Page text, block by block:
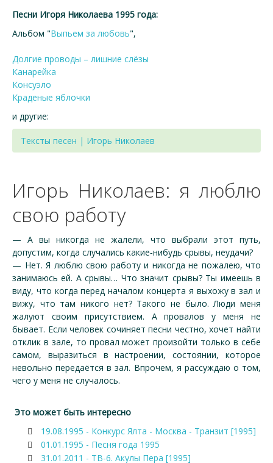
Песни Игоря Николаева 1995 года:
Альбом "Выпьем за любовь",
Долгие проводы – лишние слёзы
Канарейка
Консуэло
Краденые яблочки
и другие:
Тексты песен | Игорь Николаев
Игорь Николаев: я люблю
свою работу
— А вы никогда не жалели, что выбрали этот путь,
допустим, когда случались какие‑нибудь срывы, неудачи?
— Нет. Я люблю свою работу и никогда не пожалею, что
занимаюсь ей. А срывы… Что значит срывы? Ты имеешь в
виду, что когда перед началом концерта я выхожу в зал и
вижу, что там никого нет? Такого не было. Люди меня
жалуют своим присутствием. А провалов у меня не
бывает. Если человек сочиняет песни честно, хочет найти
отклик в зале, то провал может произойти только в себе
самом, выразиться в настроении, состоянии, которое
невольно передаётся в зал. Впрочем, я рассуждаю о том,
чего у меня не случалось.
Это может быть интересно
19.08.1995 - Конкурс Ялта - Москва - Транзит [1995]
01.01.1995 - Песня года 1995
31.01.2011 - ТВ-6. Акулы Пера [1995]